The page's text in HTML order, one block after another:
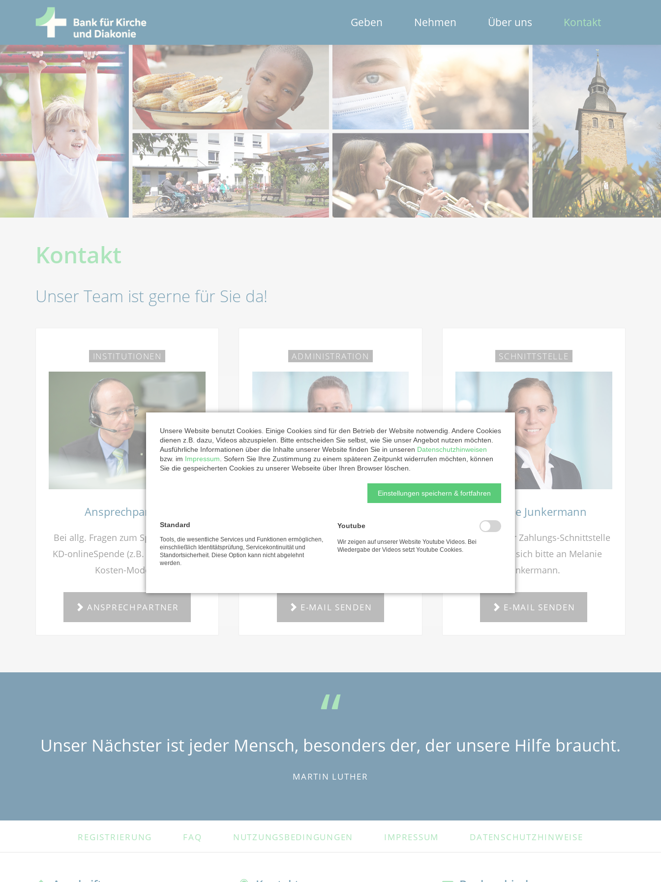
Geben Nehmen Über uns
Das Spendenportal
Die Bank
Erklärfilme
Registrierung für Institutionen
Kontakt
Kontakt
Unser Team ist gerne für Sie da!
INSTITUTIONEN
Ansprechpartner
Bei allg. Fragen zum Spendenportal
KD-onlineSpende (z.B. Erstberatung,
Kosten-Modell).
ANSPRECHPARTNER
ADMINISTRATION
Bei Fragen zum Administrations-
Bereich wenden Sie sich bitte an
E-MAIL SENDEN
SCHNITTSTELLE
Melanie Junkermann
Bei Fragen zur Zahlungs-Schnittstelle
wenden Sie sich bitte an Melanie
Junkermann.
E-MAIL SENDEN
Unser Nächster ist jeder Mensch, besonders der, der unsere Hilfe braucht.
MARTIN LUTHER
REGISTRIERUNG FAQ NUTZUNGSBEDINGUNGEN IMPRESSUM DATENSCHUTZHINWEISE
Unsere Website benutzt Cookies. Einige Cookies sind für den Betrieb der Website notwendig. Andere Cookies
dienen z.B. dazu, Videos abzuspielen. Bitte entscheiden Sie selbst, wie Sie unser Angebot nutzen möchten.
Ausführliche Informationen über die Inhalte unserer Website finden Sie in unseren Datenschutzhinweisen
bzw. im Impressum . Sofern Sie Ihre Zustimmung zu einem späteren Zeitpunkt widerrufen möchten, können
Sie die gespeicherten Cookies zu unserer Webseite über Ihren Browser löschen.
Einstellungen speichern & fortfahren
Standard
Tools, die wesentliche Services und Funktionen ermöglichen,
einschließlich Identitätsprüfung, Servicekontinuität und
Standortsicherheit. Diese Option kann nicht abgelehnt
werden.
Youtube
Wir zeigen auf unserer Website Youtube Videos. Bei
Wiedergabe der Videos setzt Youtube Cookies.